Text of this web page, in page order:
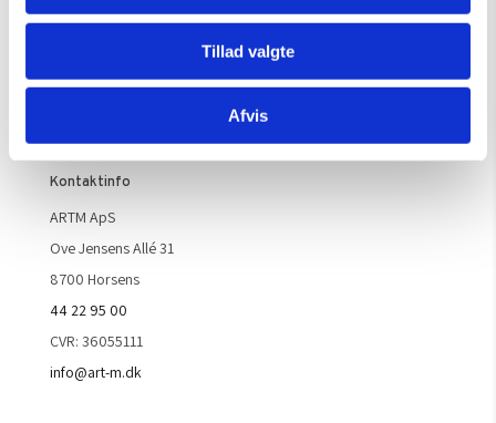
Tillad valgte
Afvis
Kontakt galleriet for åbningstider efter aftale.
Kontaktinfo
ARTM ApS
Ove Jensens Allé 31
8700 Horsens
44 22 95 00
CVR: 36055111
info@art-m.dk